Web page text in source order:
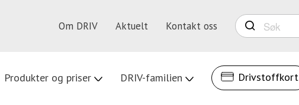
Om DRIV Aktuelt Kontakt oss
Search
Produkter og priser DRIV-familien Drivstoffkort